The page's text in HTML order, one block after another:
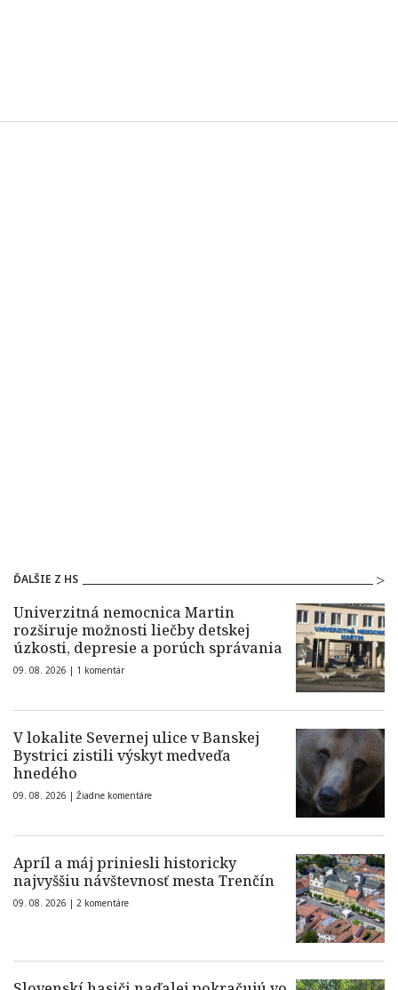
ĎALŠIE Z HS
Univerzitná nemocnica Martin
rozširuje možnosti liečby detskej
úzkosti, depresie a porúch správania
09. 08. 2026 | 1 komentár
V lokalite Severnej ulice v Banskej
Bystrici zistili výskyt medveďa
hnedého
09. 08. 2026 | Žiadne komentáre
Apríl a máj priniesli historicky
najvyššiu návštevnosť mesta Trenčín
09. 08. 2026 | 2 komentáre